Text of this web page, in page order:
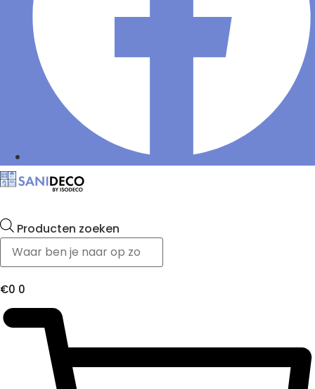
Producten zoeken
€0 0